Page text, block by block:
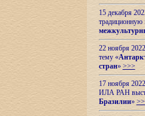
15 декабря
22 ноября
тему «
стран» >>>
17 ноября
ИЛА РАН
Бразилии»